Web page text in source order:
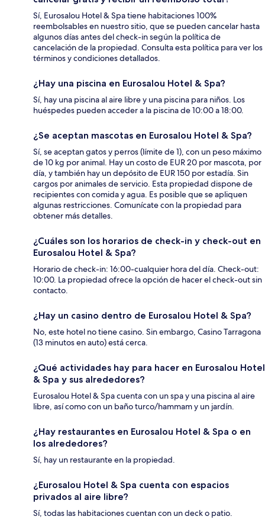
Sí, Eurosalou Hotel & Spa tiene habitaciones 100%
reembolsables en nuestro sitio, que se pueden cancelar hasta
algunos días antes del check-in según la política de
cancelación de la propiedad. Consulta esta política para ver los
términos y condiciones detallados.
¿Hay una piscina en Eurosalou Hotel & Spa?
Sí, hay una piscina al aire libre y una piscina para niños. Los
huéspedes pueden acceder a la piscina de 10:00 a 18:00.
¿Se aceptan mascotas en Eurosalou Hotel & Spa?
Sí, se aceptan gatos y perros (límite de 1), con un peso máximo
de 10 kg por animal. Hay un costo de EUR 20 por mascota, por
día, y también hay un depósito de EUR 150 por estadía. Sin
cargos por animales de servicio. Esta propiedad dispone de
recipientes con comida y agua. Es posible que se apliquen
algunas restricciones. Comunícate con la propiedad para
obtener más detalles.
¿Cuáles son los horarios de check-in y check-out en
Eurosalou Hotel & Spa?
Horario de check-in: 16:00-cualquier hora del día. Check-out:
10:00. La propiedad ofrece la opción de hacer el check-out sin
contacto.
¿Hay un casino dentro de Eurosalou Hotel & Spa?
No, este hotel no tiene casino. Sin embargo, Casino Tarragona
(13 minutos en auto) está cerca.
¿Qué actividades hay para hacer en Eurosalou Hotel
& Spa y sus alrededores?
Eurosalou Hotel & Spa cuenta con un spa y una piscina al aire
libre, así como con un baño turco/hammam y un jardín.
¿Hay restaurantes en Eurosalou Hotel & Spa o en
los alrededores?
Sí, hay un restaurante en la propiedad.
¿Eurosalou Hotel & Spa cuenta con espacios
privados al aire libre?
Sí, todas las habitaciones cuentan con un deck o patio.